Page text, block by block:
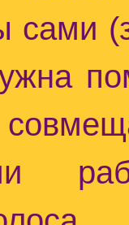
сами